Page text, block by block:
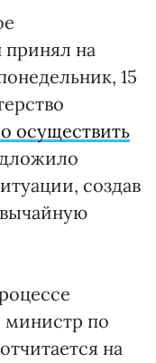
на
15
осуществить
создав
министр по
на